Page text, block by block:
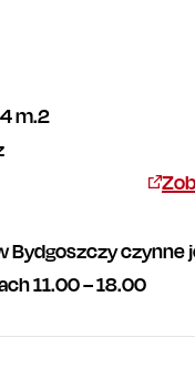
m.2
Bydgoszczy czynne
11.00 – 18.00